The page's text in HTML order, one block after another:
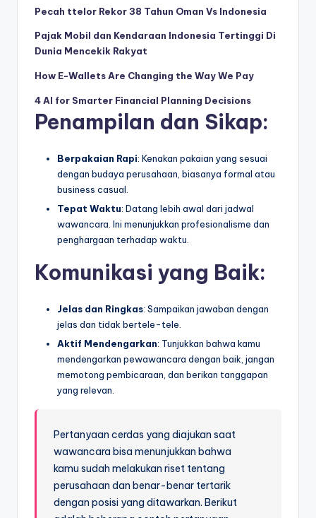
Pecah ttelor Rekor 38 Tahun Oman Vs Indonesia
Pajak Mobil dan Kendaraan Indonesia Tertinggi Di
Dunia Mencekik Rakyat
How E-Wallets Are Changing the Way We Pay
4 AI for Smarter Financial Planning Decisions
Penampilan dan Sikap:
Berpakaian Rapi: Kenakan pakaian yang sesuai
dengan budaya perusahaan, biasanya formal atau
business casual.
Tepat Waktu: Datang lebih awal dari jadwal
wawancara. Ini menunjukkan profesionalisme dan
penghargaan terhadap waktu.
Komunikasi yang Baik:
Jelas dan Ringkas: Sampaikan jawaban dengan
jelas dan tidak bertele-tele.
Aktif Mendengarkan: Tunjukkan bahwa kamu
mendengarkan pewawancara dengan baik, jangan
memotong pembicaraan, dan berikan tanggapan
yang relevan.
Pertanyaan cerdas yang diajukan saat
wawancara bisa menunjukkan bahwa
kamu sudah melakukan riset tentang
perusahaan dan benar-benar tertarik
dengan posisi yang ditawarkan. Berikut